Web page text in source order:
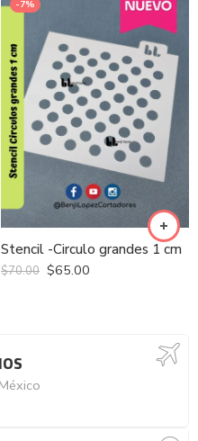
-7%
Stencil -Circulo grandes 1 cm
$70.00 $65.00